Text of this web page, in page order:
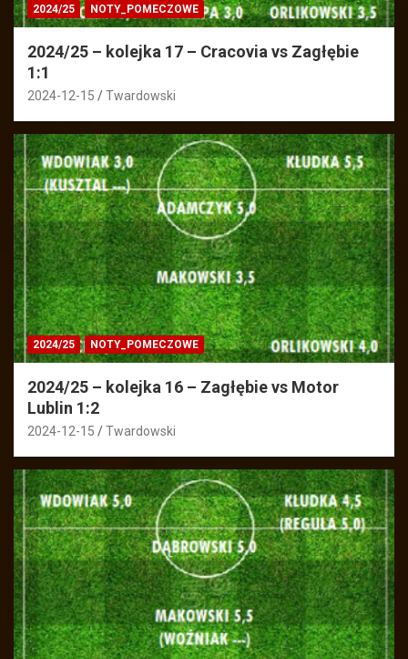
2024/25 NOTY_POMECZOWE
2024/25 – kolejka 17 – Cracovia vs Zagłębie
1:1
2024-12-15 Twardowski
2024/25 NOTY_POMECZOWE
2024/25 – kolejka 16 – Zagłębie vs Motor
Lublin 1:2
2024-12-15 Twardowski